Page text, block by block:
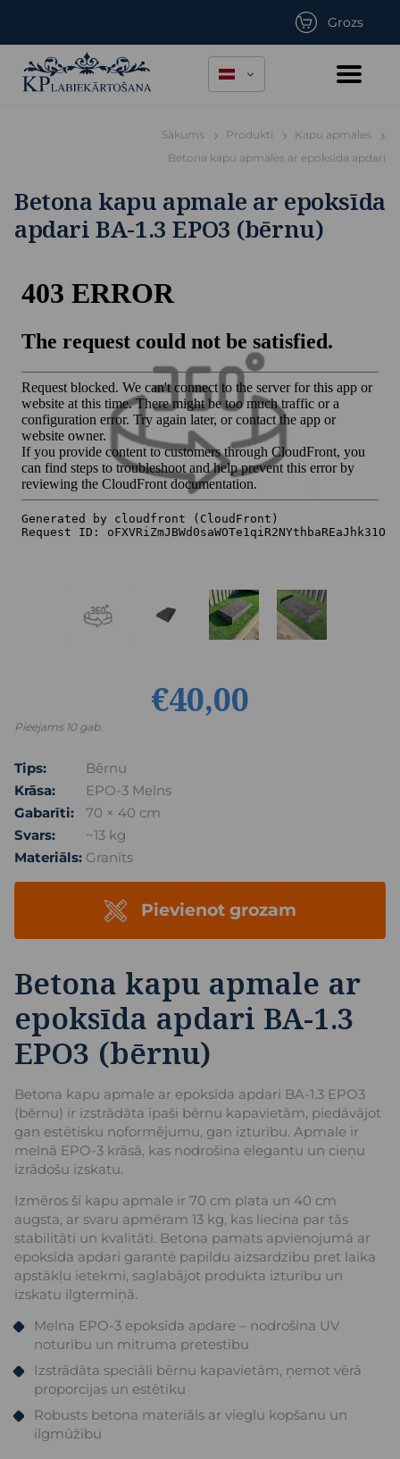
Grozs
Sākums Produkti
Kapu apmales
Betona kapu apmales ar epoksīda apdari
Betona kapu apmale ar epoksīda
apdari BA-1.3 EPO3 (bērnu)
€40,00
Pieejams 10 gab.
Tips:
Bērnu
Krāsa:
EPO-3 Melns
Gabarīti:
70 × 40 cm
Svars:
~13 kg
Materiāls: Granīts
Pievienot grozam
Betona kapu apmale ar
epoksīda apdari BA-1.3
EPO3 (bērnu)
Betona kapu apmale ar epoksīda apdari BA-1.3 EPO3
(bērnu) ir izstrādāta īpaši bērnu kapavietām, piedāvājot
gan estētisku noformējumu, gan izturību. Apmale ir
melnā EPO-3 krāsā, kas nodrošina elegantu un cieņu
izrādošu izskatu.
Izmēros šī kapu apmale ir 70 cm plata un 40 cm
augsta, ar svaru apmēram 13 kg, kas liecina par tās
stabilitāti un kvalitāti. Betona pamats apvienojumā ar
epoksīda apdari garantē papildu aizsardzību pret laika
apstākļu ietekmi, saglabājot produkta izturību un
izskatu ilgtermiņā.
Melna EPO-3 epoksīda apdare – nodrošina UV
noturību un mitruma pretestību
Izstrādāta speciāli bērnu kapavietām, ņemot vērā
proporcijas un estētiku
Robusts betona materiāls ar vieglu kopšanu un
ilgmūžību